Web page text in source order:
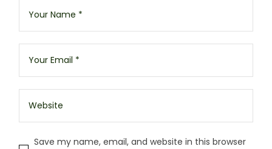
Save my name, email, and website in this browser